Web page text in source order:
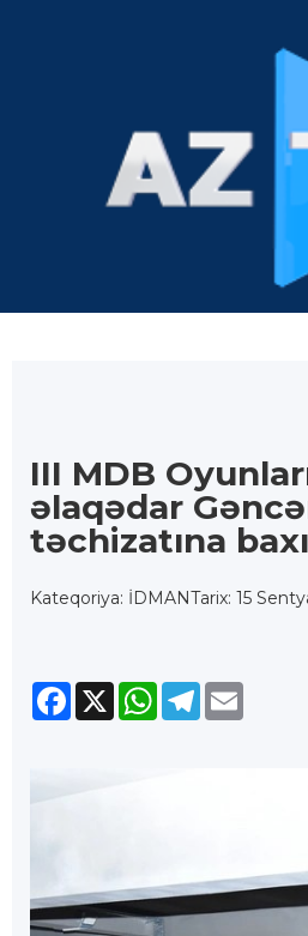
III MDB
əlaqədar
təchizatına
Kateqoriya: İDMANTarix: 15
Facebook
X WhatsApp
Telegram